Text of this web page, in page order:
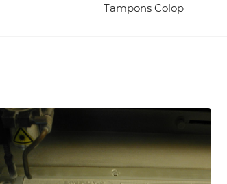
Tampons Colop